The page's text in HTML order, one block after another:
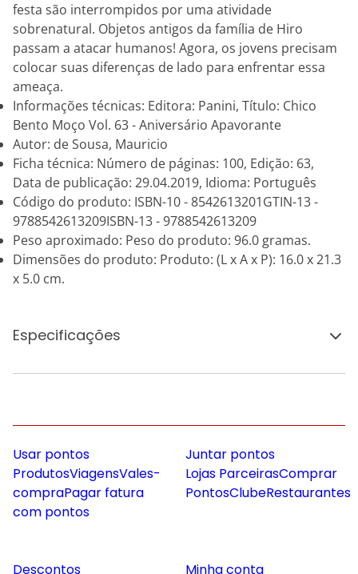
festa são interrompidos por uma atividade
sobrenatural. Objetos antigos da família de Hiro
passam a atacar humanos! Agora, os jovens precisam
colocar suas diferenças de lado para enfrentar essa
ameaça.
Informações técnicas: Editora: Panini, Título: Chico
Bento Moço Vol. 63 - Aniversário Apavorante
Autor: de Sousa, Mauricio
Ficha técnica: Número de páginas: 100, Edição: 63,
Data de publicação: 29.04.2019, Idioma: Português
Código do produto: ISBN-10 - 8542613201GTIN-13 -
9788542613209ISBN-13 - 9788542613209
Peso aproximado: Peso do produto: 96.0 gramas.
Dimensões do produto: Produto: (L x A x P): 16.0 x 21.3
x 5.0 cm.
Especificações
Usar pontos
ProdutosViagensVales-
compraPagar fatura
com pontos
Juntar pontos
Lojas ParceirasComprar
PontosClubeRestaurantes
Descontos
Minha conta